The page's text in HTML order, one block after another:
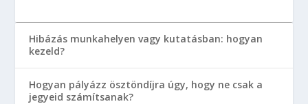
Hibázás munkahelyen vagy kutatásban: hogyan
kezeld?
Hogyan pályázz ösztöndíjra úgy, hogy ne csak a
jegyeid számítsanak?